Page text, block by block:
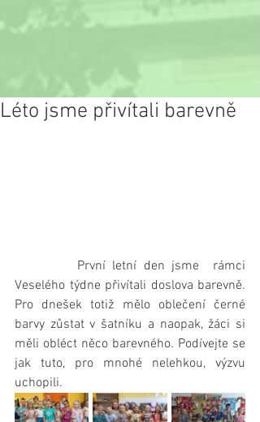
Léto jsme přivítali barevně
Veselého týdne přivítali doslova barevně.
Pro dnešek totiž mělo oblečení černé
barvy zůstat v šatníku a naopak, žáci si
měli obléct něco barevného. Podívejte se
jak tuto, pro mnohé nelehkou, výzvu
uchopili.